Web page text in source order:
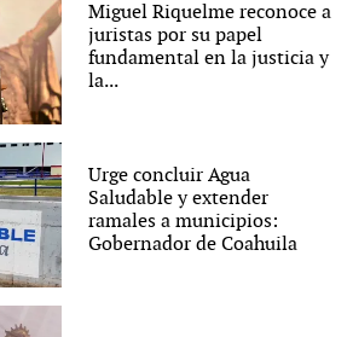
Miguel Riquelme reconoce a
juristas por su papel
fundamental en la justicia y
la...
Urge concluir Agua
Saludable y extender
ramales a municipios:
Gobernador de Coahuila